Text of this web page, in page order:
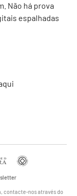
Não há prova
espalhadas
contacte-nos através do